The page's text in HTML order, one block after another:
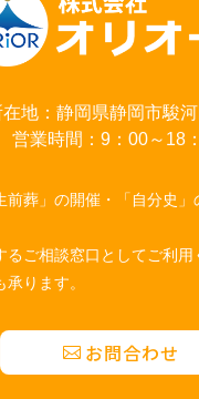
在地：静岡県静岡市駿
営業時間：9：00～18
前葬」の開催・「自分史」
るご相談窓口としてご利用
ります。
お問合わせ